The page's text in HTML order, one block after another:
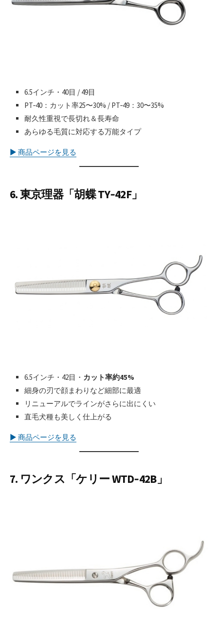
6.5インチ・40目 / 49目
PT‑40：カット率25〜30% / PT‑49：30〜35%
耐久性重視で長切れ＆長寿命
あらゆる毛質に対応する万能タイプ
▶︎ 商品ページを見る
6. 東京理器「胡蝶 TY‑42F」
6.5インチ・42目・ カット率約45%
細身の刃で顔まわりなど細部に最適
リニューアルでラインがさらに出にくい
直毛犬種も美しく仕上がる
▶︎ 商品ページを見る
7. ワンクス「ケリー WTD‑42B」